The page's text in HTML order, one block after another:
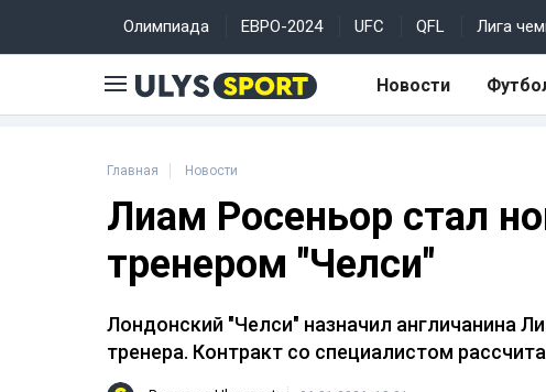
Олимпиада ЕВРО-2024 UFC QFL Лига
Новости
Главная Новости
Лиам Росеньор стал
тренером "Челси"
Лондонский "Челси" назначил англичанина
тренера. Контракт со специалистом